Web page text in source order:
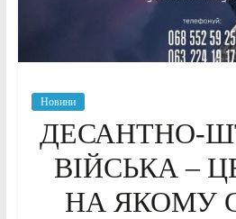
Новини
ДЕСАНТНО-
ВІЙСЬКА –
НА ЯКОМУ